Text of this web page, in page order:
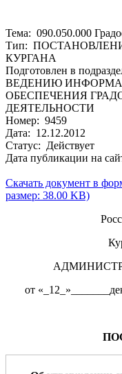
Тема: 090.050.000
Тип:
КУРГАНА
Подготовлен в
ВЕДЕНИЮ
ОБЕСПЕЧЕНИЯ
ДЕЯТЕЛЬНОСТИ
Номер: 9459
Дата: 12.12.2012
Статус: Действует
Дата публикации на
Скачать документ в
размер: 38.00 KB)
от